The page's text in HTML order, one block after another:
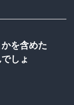
を含めた
しょ